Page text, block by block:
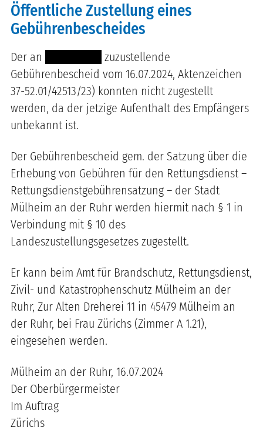
Öffentliche Zustellung eines
Gebührenbescheides
Der an
zuzustellende
Gebührenbescheid vom 16.07.2024, Aktenzeichen
37-52.01/42513/23) konnten nicht zugestellt
werden, da der jetzige Aufenthalt des Empfängers
unbekannt ist.
Der Gebührenbescheid gem. der Satzung über die
Erhebung von Gebühren für den Rettungsdienst –
Rettungsdienstgebührensatzung – der Stadt
Mülheim an der Ruhr werden hiermit nach § 1 in
Verbindung mit § 10 des
Landeszustellungsgesetzes zugestellt.
Er kann beim Amt für Brandschutz, Rettungsdienst,
Zivil- und Katastrophenschutz Mülheim an der
Ruhr, Zur Alten Dreherei 11 in 45479 Mülheim an
der Ruhr, bei Frau Zürichs (Zimmer A 1.21),
eingesehen werden.
Mülheim an der Ruhr, 16.07.2024
Der Oberbürgermeister
Im Auftrag
Zürichs